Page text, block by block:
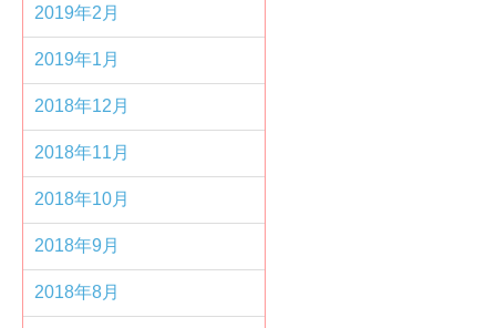
2019年2月
2019年1月
2018年12月
2018年11月
2018年10月
2018年9月
2018年8月